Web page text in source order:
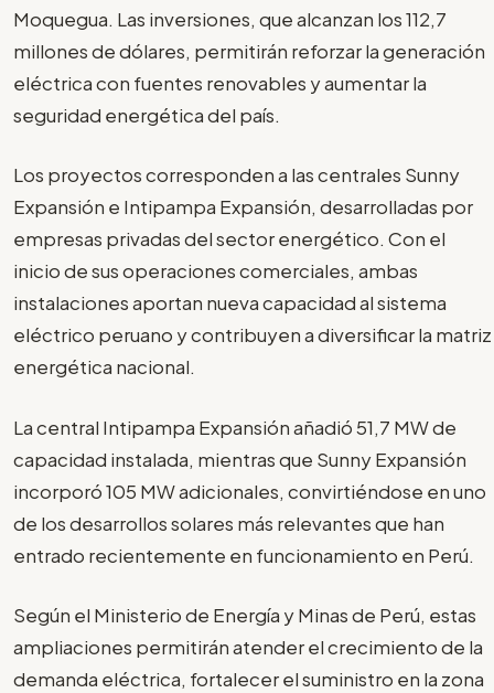
Moquegua. Las inversiones, que alcanzan los 112,7
millones de dólares, permitirán reforzar la generación
eléctrica con fuentes renovables y aumentar la
seguridad energética del país.
Los proyectos corresponden a las centrales Sunny
Expansión e Intipampa Expansión, desarrolladas por
empresas privadas del sector energético. Con el
inicio de sus operaciones comerciales, ambas
instalaciones aportan nueva capacidad al sistema
eléctrico peruano y contribuyen a diversificar la matriz
energética nacional.
La central Intipampa Expansión añadió 51,7 MW de
capacidad instalada, mientras que Sunny Expansión
incorporó 105 MW adicionales, convirtiéndose en uno
de los desarrollos solares más relevantes que han
entrado recientemente en funcionamiento en Perú.
Según el Ministerio de Energía y Minas de Perú, estas
ampliaciones permitirán atender el crecimiento de la
demanda eléctrica, fortalecer el suministro en la zona